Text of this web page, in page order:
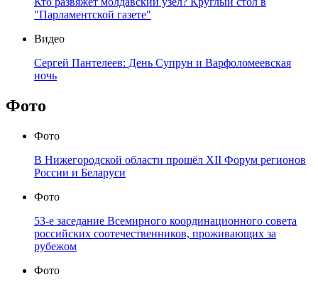
"Парламентской газете"
Видео
Сергей Пантелеев: День Супрун и Варфоломеевская
ночь
Фото
Фото
В Нижегородской области прошёл XII Форум регионов
России и Беларуси
Фото
53-е заседание Всемирного координационного совета
российских соотечественников, проживающих за
рубежом
Фото